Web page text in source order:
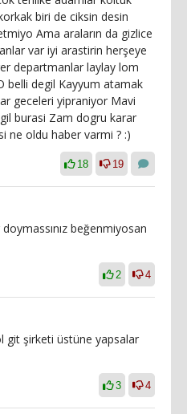
biri de ciksin desin
Ama araların da gizlice
var iyi arastirin herşeye
departmanlar laylay lom
belli degil Kayyum atamak
geceleri yipraniyor Mavi
burasi Zam dogru karar
ne oldu haber varmi ? :)
18 19
beğenmiyosan
2 4
git şirketi üstüne yapsalar
3 4